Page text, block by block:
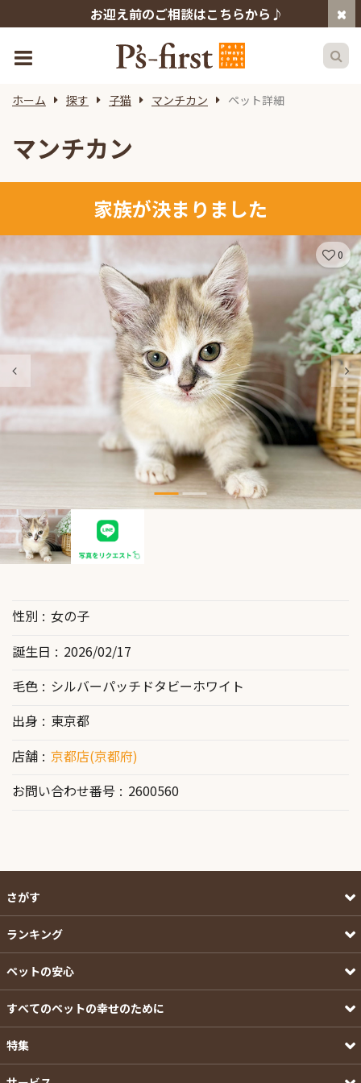
お迎え前のご相談はこちらから♪
ホーム 探す 子猫 マンチカン ペット詳細
マンチカン
家族が決まりました
0
性別
女の子
誕生日
2026/02/17
毛色
シルバーパッチドタビーホワイト
出身
東京都
店舗
京都店(京都府)
お問い合わせ番号
2600560
さがす
ランキング
ペットの安心
すべてのペットの幸せのために
特集